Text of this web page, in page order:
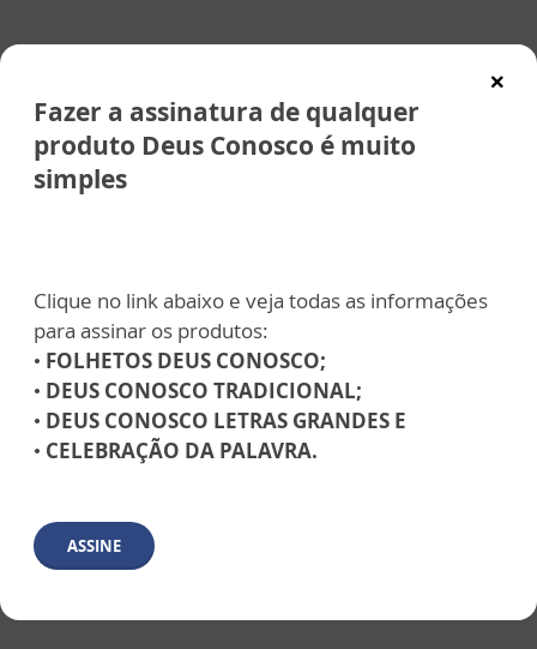
Vela Virtual Intenção de missa
Fazer a assinatura de qualquer
produto Deus Conosco é muito
simples
Clique no link abaixo e veja todas as informações
para assinar os produtos:
• FOLHETOS DEUS CONOSCO;
• DEUS CONOSCO TRADICIONAL;
• DEUS CONOSCO LETRAS GRANDES E
• CELEBRAÇÃO DA PALAVRA.
ASSINE